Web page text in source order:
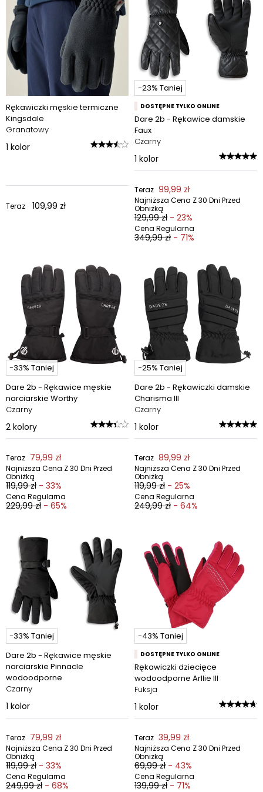
Rękawiczki męskie termiczne
Kingsdale
Granatowy
1 kolor
Teraz 109,99 zł
-23% Taniej
DOSTĘPNE TYLKO ONLINE
Dare 2b - Rękawice damskie
Faux
Czarny
1 kolor
Teraz 99,99 zł
Najniższa Cena Z 30 Dni Przed
Obniżką
129,99 zł - 23%
Cena Regularna
349,99 zł - 71%
-33% Taniej
Dare 2b - Rękawice męskie
narciarskie Worthy
Czarny
2 kolory
Teraz 79,99 zł
Najniższa Cena Z 30 Dni Przed
Obniżką
119,99 zł - 33%
Cena Regularna
229,99 zł - 65%
-25% Taniej
Dare 2b - Rękawiczki damskie
Charisma III
Czarny
1 kolor
Teraz 89,99 zł
Najniższa Cena Z 30 Dni Przed
Obniżką
119,99 zł - 25%
Cena Regularna
249,99 zł - 64%
-33% Taniej
Dare 2b - Rękawice męskie
narciarskie Pinnacle
wodoodporne
Czarny
1 kolor
Teraz 79,99 zł
Najniższa Cena Z 30 Dni Przed
Obniżką
119,99 zł - 33%
Cena Regularna
249,99 zł - 68%
-43% Taniej
DOSTĘPNE TYLKO ONLINE
Rękawiczki dziecięce
wodoodporne Arllie III
Fuksja
1 kolor
Teraz 39,99 zł
Najniższa Cena Z 30 Dni Przed
Obniżką
69,99 zł - 43%
Cena Regularna
139,99 zł - 71%